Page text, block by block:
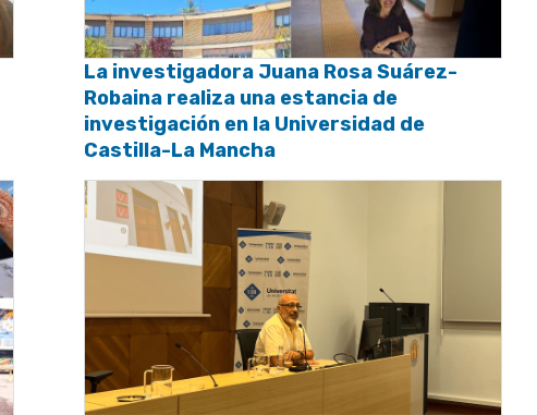
La investigadora Juana Rosa Suárez-
Robaina realiza una estancia de
investigación en la Universidad de
Castilla-La Mancha